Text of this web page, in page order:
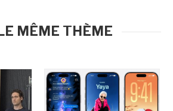
MÊME THÈME